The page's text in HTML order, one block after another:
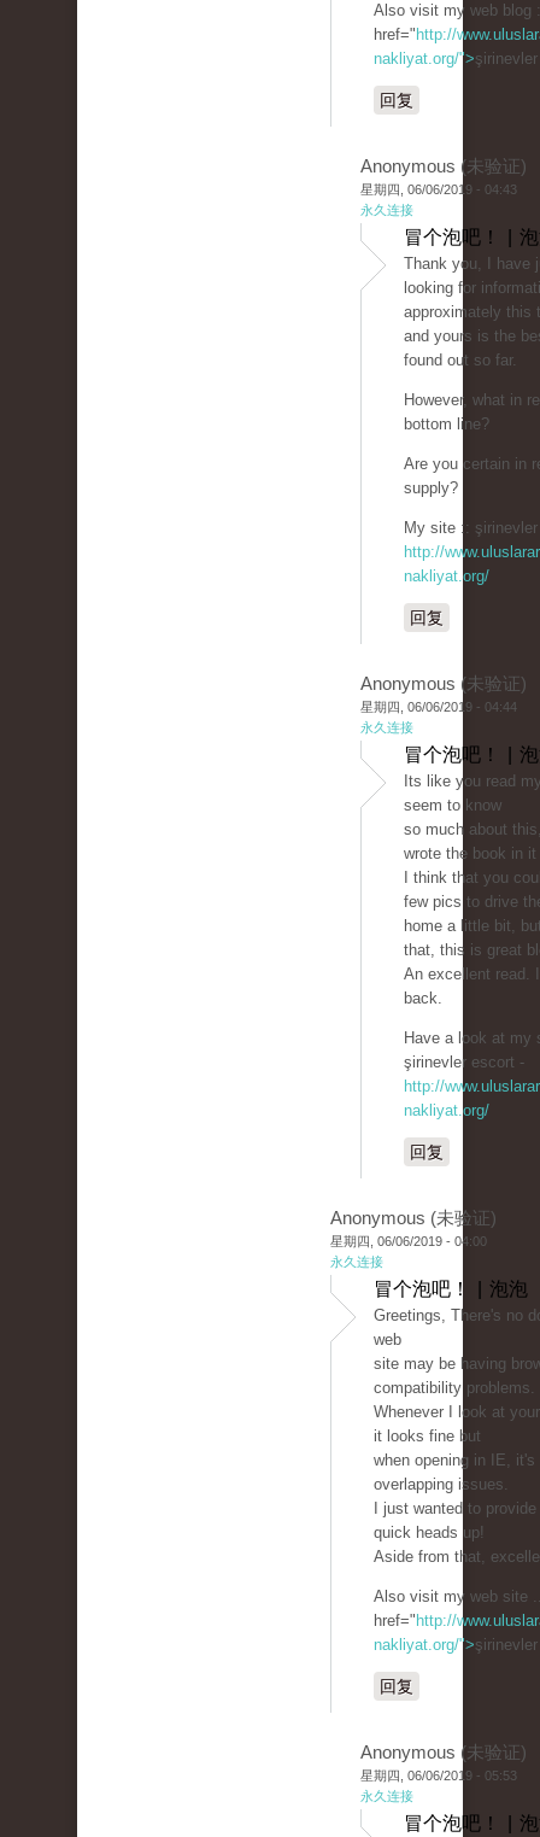
Also visit my web blog
href=" http://
nakliyat.org/">
回复
Anonymous (未验证)
星期四, 06/06/2019 - 04:43
永久连接
冒个泡吧！ |
Thank you, I have
looking for
approximately this
and yours is the
found out so far.
However, what in
bottom line?
Are you certain in
supply?
My site ::
http://
nakliyat.org/
回复
Anonymous (未验证)
星期四, 06/06/2019 - 04:44
永久连接
冒个泡吧！ |
Its like you read
seem to know
so much about
wrote the book in
I think that you
few pics to drive
home a little bit,
that, this is great
An excellent read.
back.
Have a look at my
şirinevler escort -
http://
nakliyat.org/
回复
Anonymous (未验证)
星期四, 06/06/2019 - 04:00
永久连接
冒个泡吧！ | 泡泡
Greetings, There's no
web
site may be having
compatibility problems.
Whenever I look at
it looks fine but
when opening in IE, it's
overlapping issues.
I just wanted to
quick heads up!
Aside from that,
Also visit my web site
href=" http://
nakliyat.org/">
回复
Anonymous (未验证)
星期四, 06/06/2019 - 05:53
永久连接
冒个泡吧！ |